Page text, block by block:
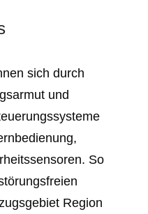
sich durch
und
So
Region